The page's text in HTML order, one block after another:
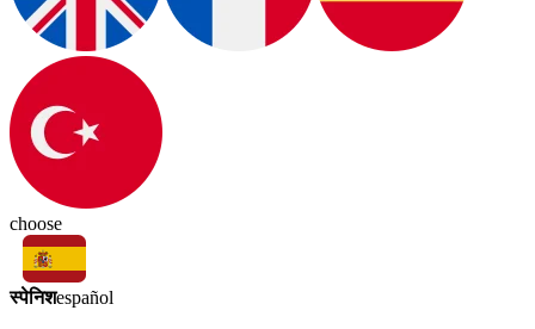
choose
स्पेनिशespañol